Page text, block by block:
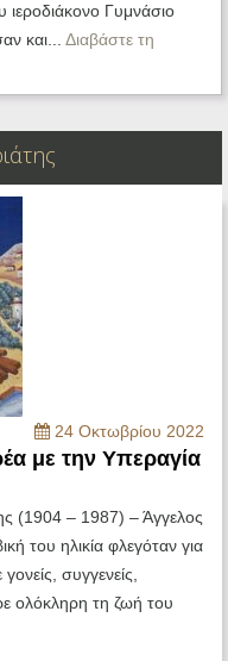
Γυμνάσιο
και... Διαβάστε τη
24 Οκτωβρίου 2022
με την Υπεραγία
(1904 – 1987) – Άγγελος
του ηλικία φλεγόταν για
συγγενείς,
ολόκληρη τη ζωή του